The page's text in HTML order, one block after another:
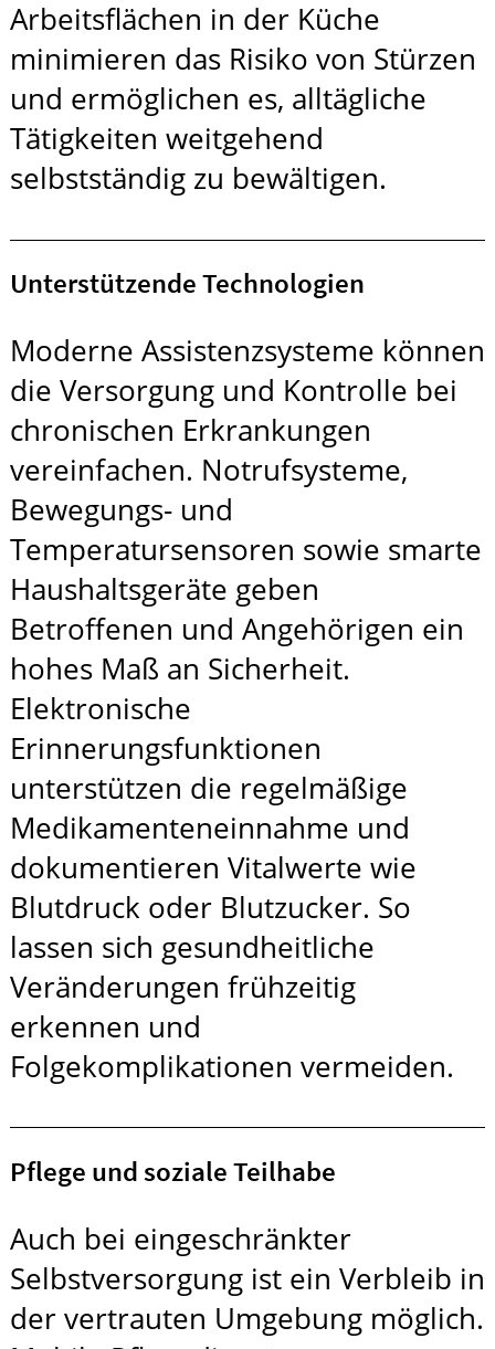
Arbeitsflächen in der Küche
minimieren das Risiko von Stürzen
und ermöglichen es, alltägliche
Tätigkeiten weitgehend
selbstständig zu bewältigen.
Unterstützende Technologien
Moderne Assistenzsysteme können
die Versorgung und Kontrolle bei
chronischen Erkrankungen
vereinfachen. Notrufsysteme,
Bewegungs- und
Temperatursensoren sowie smarte
Haushaltsgeräte geben
Betroffenen und Angehörigen ein
hohes Maß an Sicherheit.
Elektronische
Erinnerungsfunktionen
unterstützen die regelmäßige
Medikamenteneinnahme und
dokumentieren Vitalwerte wie
Blutdruck oder Blutzucker. So
lassen sich gesundheitliche
Veränderungen frühzeitig
erkennen und
Folgekomplikationen vermeiden.
Pflege und soziale Teilhabe
Auch bei eingeschränkter
Selbstversorgung ist ein Verbleib in
der vertrauten Umgebung möglich.